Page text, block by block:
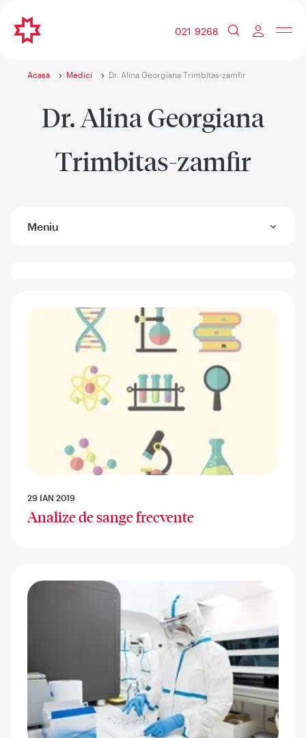
021 9268
Acasa Medici Dr. Alina Georgiana Trimbitas-zamfir
Dr. Alina Georgiana
Trimbitas-zamfir
Meniu
29 IAN 2019
Analize de sange frecvente